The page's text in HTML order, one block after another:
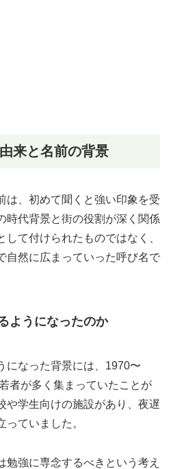
来と名前の背景
は、初めて聞くと強い印象を受
時代背景と街の役割が深く関係
して付けられたものではなく、
自然に広まっていった呼び名で
ようになったのか
になった背景には、1970〜
者が多く集まっていたことが
や学生向けの施設があり、夜遅
っていました。
勉強に専念するべきという考え